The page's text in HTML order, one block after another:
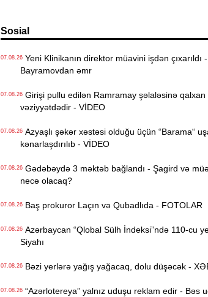
Sosial
07.08.26Yeni Klinikanın direktor müavini işdən çıxarıldı
Bayramovdan əmr
07.08.26Girişi pullu edilən Ramramay şəlaləsinə qalxan
vəziyyətdədir - VİDEO
07.08.26Azyaşlı şəkər xəstəsi olduğu üçün “Barama“
kənarlaşdırılıb - VİDEO
07.08.26Gədəbəydə 3 məktəb bağlandı - Şagird və
necə olacaq?
07.08.26Baş prokuror Laçın və Qubadlıda - FOTOLAR
07.08.26Azərbaycan “Qlobal Sülh İndeksi”ndə 110-cu
Siyahı
07.08.26Bəzi yerlərə yağış yağacaq, dolu düşəcək -
07.08.26“Azərlotereya” yalnız uduşu reklam edir - Bəs